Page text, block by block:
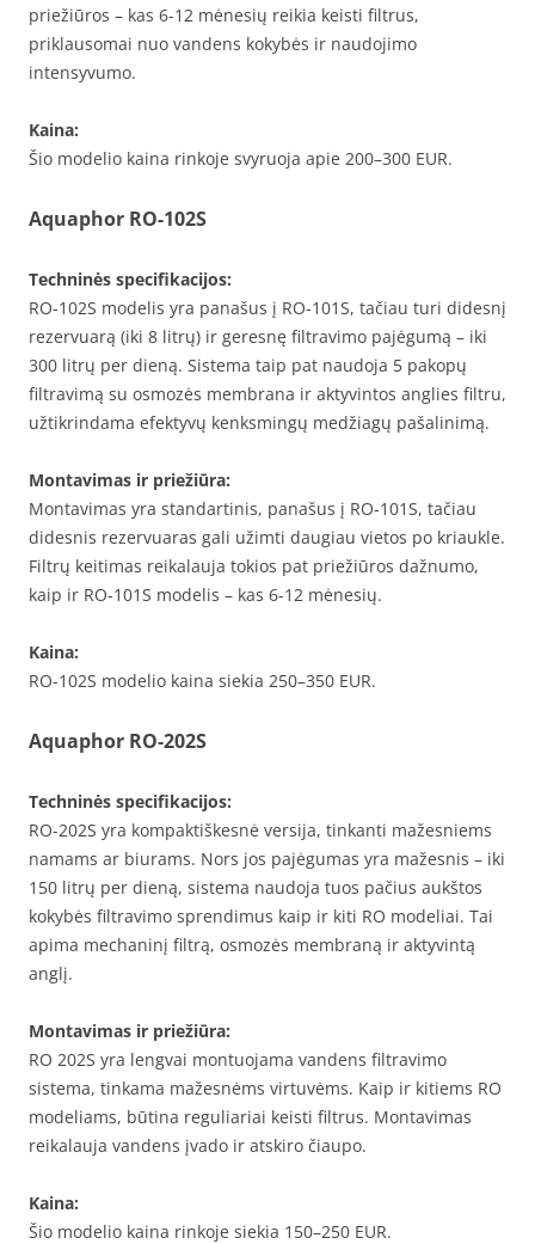
priežiūros – kas 6-12 mėnesių reikia keisti filtrus,
priklausomai nuo vandens kokybės ir naudojimo
intensyvumo.
Kaina:
Šio modelio kaina rinkoje svyruoja apie 200–300 EUR.
Aquaphor RO-102S
Techninės specifikacijos:
RO-102S modelis yra panašus į RO-101S, tačiau turi didesnį
rezervuarą (iki 8 litrų) ir geresnę filtravimo pajėgumą – iki
300 litrų per dieną. Sistema taip pat naudoja 5 pakopų
filtravimą su osmozės membrana ir aktyvintos anglies filtru,
užtikrindama efektyvų kenksmingų medžiagų pašalinimą.
Montavimas ir priežiūra:
Montavimas yra standartinis, panašus į RO-101S, tačiau
didesnis rezervuaras gali užimti daugiau vietos po kriaukle.
Filtrų keitimas reikalauja tokios pat priežiūros dažnumo,
kaip ir RO-101S modelis – kas 6-12 mėnesių.
Kaina:
RO-102S modelio kaina siekia 250–350 EUR.
Aquaphor RO-202S
Techninės specifikacijos:
RO-202S yra kompaktiškesnė versija, tinkanti mažesniems
namams ar biurams. Nors jos pajėgumas yra mažesnis – iki
150 litrų per dieną, sistema naudoja tuos pačius aukštos
kokybės filtravimo sprendimus kaip ir kiti RO modeliai. Tai
apima mechaninį filtrą, osmozės membraną ir aktyvintą
anglį.
Montavimas ir priežiūra:
RO 202S yra lengvai montuojama vandens filtravimo
sistema, tinkama mažesnėms virtuvėms. Kaip ir kitiems RO
modeliams, būtina reguliariai keisti filtrus. Montavimas
reikalauja vandens įvado ir atskiro čiaupo.
Kaina:
Šio modelio kaina rinkoje siekia 150–250 EUR.